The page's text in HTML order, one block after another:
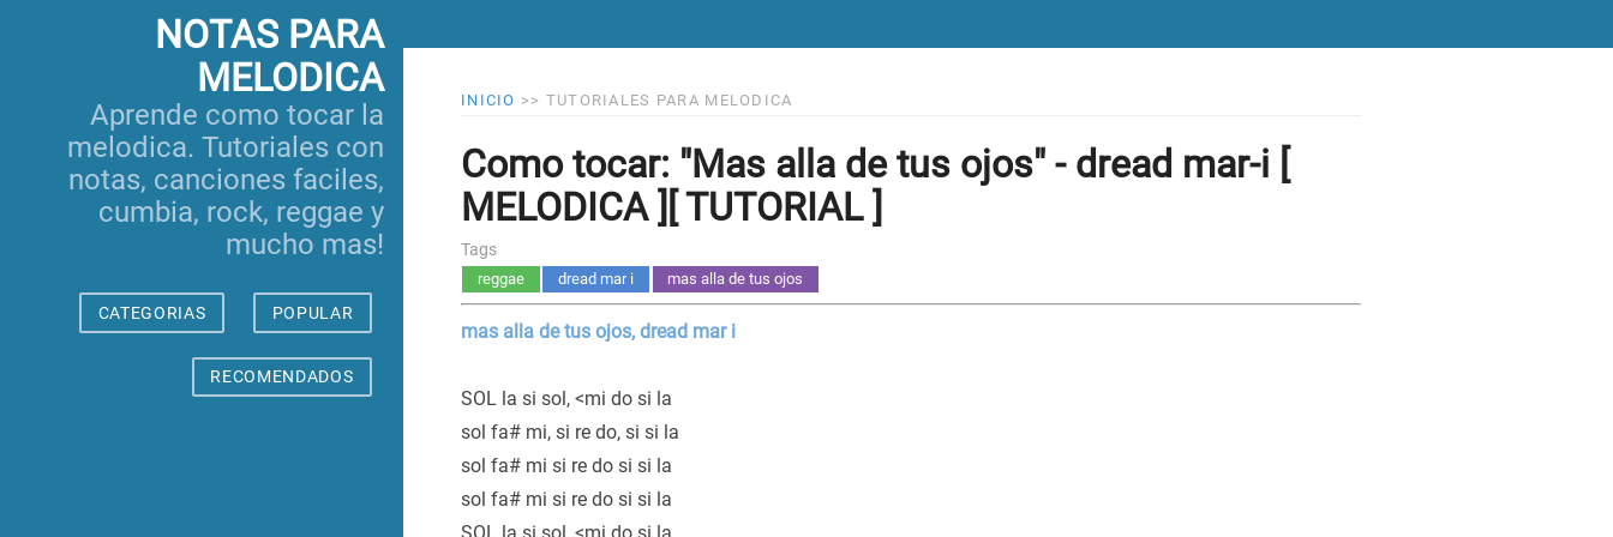
NOTAS PARA
MELODICA
Aprende como tocar la
melodica. Tutoriales con
notas, canciones faciles,
cumbia, rock, reggae y
mucho mas!
CATEGORIAS POPULAR
RECOMENDADOS
INICIO >> TUTORIALES PARA MELODICA
Como tocar: "Mas alla de tus ojos" - dread mar-i [
MELODICA ][ TUTORIAL ]
Tags
reggae dread mar i mas alla de tus ojos
mas alla de tus ojos, dread mar i
SOL la si sol, <mi do si la
sol fa# mi, si re do, si si la
sol fa# mi si re do si si la
sol fa# mi si re do si si la